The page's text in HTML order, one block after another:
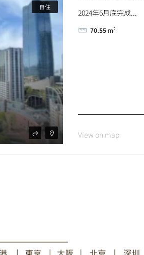
自住
2024年6月底完成...
70.55 m²
View on map